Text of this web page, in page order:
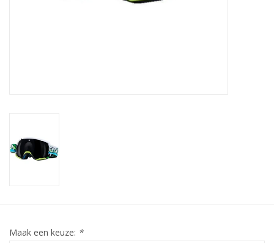
Maak een keuze: *